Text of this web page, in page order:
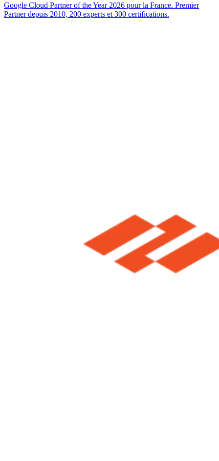
Google Cloud Partner of the Year 2026 pour la France. Premier
Partner depuis 2010, 200 experts et 300 certifications.